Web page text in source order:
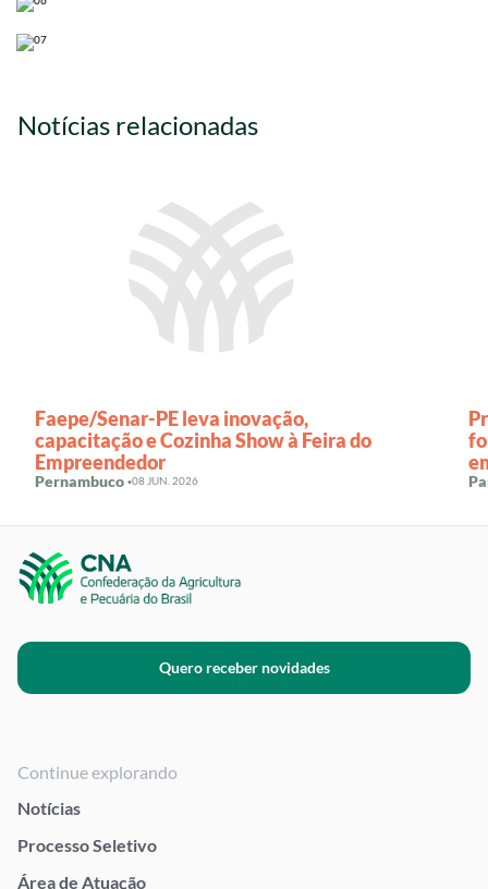
Notícias relacionadas
Faepe/Senar-PE leva inovação,
capacitação e Cozinha Show à Feira do
Empreendedor
Pernambuco ·08 JUN. 2026
Quero receber novidades
Continue explorando
Notícias
Processo Seletivo
Área de Atuação